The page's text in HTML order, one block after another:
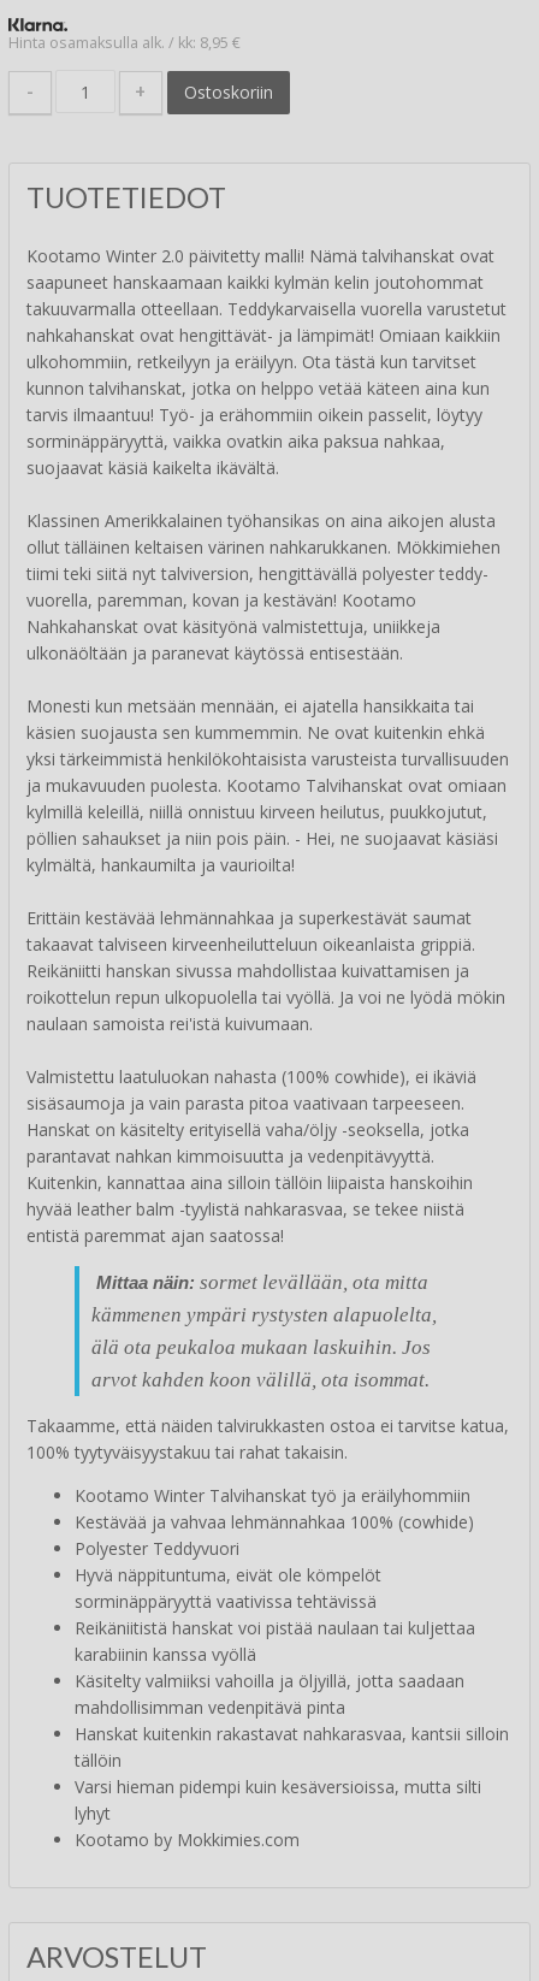
Hinta osamaksulla alk. / kk: 8,95 €
- + Ostoskoriin
TUOTETIEDOT
Kootamo Winter 2.0 päivitetty malli! Nämä talvihanskat ovat
saapuneet hanskaamaan kaikki kylmän kelin joutohommat
takuuvarmalla otteellaan. Teddykarvaisella vuorella varustetut
nahkahanskat ovat hengittävät- ja lämpimät! Omiaan kaikkiin
ulkohommiin, retkeilyyn ja eräilyyn. Ota tästä kun tarvitset
kunnon talvihanskat, jotka on helppo vetää käteen aina kun
tarvis ilmaantuu! Työ- ja erähommiin oikein passelit, löytyy
sorminäppäryyttä, vaikka ovatkin aika paksua nahkaa,
suojaavat käsiä kaikelta ikävältä.
Klassinen Amerikkalainen työhansikas on aina aikojen alusta
ollut tälläinen keltaisen värinen nahkarukkanen. Mökkimiehen
tiimi teki siitä nyt talviversion, hengittävällä polyester teddy-
vuorella, paremman, kovan ja kestävän! Kootamo
Nahkahanskat ovat käsityönä valmistettuja, uniikkeja
ulkonäöltään ja paranevat käytössä entisestään.
Monesti kun metsään mennään, ei ajatella hansikkaita tai
käsien suojausta sen kummemmin. Ne ovat kuitenkin ehkä
yksi tärkeimmistä henkilökohtaisista varusteista turvallisuuden
ja mukavuuden puolesta. Kootamo Talvihanskat ovat omiaan
kylmillä keleillä, niillä onnistuu kirveen heilutus, puukkojutut,
pöllien sahaukset ja niin pois päin. - Hei, ne suojaavat käsiäsi
kylmältä, hankaumilta ja vaurioilta!
Erittäin kestävää lehmännahkaa ja superkestävät saumat
takaavat talviseen kirveenheilutteluun oikeanlaista grippiä.
Reikäniitti hanskan sivussa mahdollistaa kuivattamisen ja
roikottelun repun ulkopuolella tai vyöllä. Ja voi ne lyödä mökin
naulaan samoista rei'istä kuivumaan.
Valmistettu laatuluokan nahasta (100% cowhide), ei ikäviä
sisäsaumoja ja vain parasta pitoa vaativaan tarpeeseen.
Hanskat on käsitelty erityisellä vaha/öljy -seoksella, jotka
parantavat nahkan kimmoisuutta ja vedenpitävyyttä.
Kuitenkin, kannattaa aina silloin tällöin liipaista hanskoihin
hyvää leather balm -tyylistä nahkarasvaa, se tekee niistä
entistä paremmat ajan saatossa!
Mittaa näin: sormet levällään, ota mitta
kämmenen ympäri rystysten alapuolelta,
älä ota peukaloa mukaan laskuihin. Jos
arvot kahden koon välillä, ota isommat.
Takaamme, että näiden talvirukkasten ostoa ei tarvitse katua,
100% tyytyväisyystakuu tai rahat takaisin.
Kootamo Winter Talvihanskat työ ja eräilyhommiin
Kestävää ja vahvaa lehmännahkaa 100% (cowhide)
Polyester Teddyvuori
Hyvä näppituntuma, eivät ole kömpelöt
sorminäppäryyttä vaativissa tehtävissä
Reikäniitistä hanskat voi pistää naulaan tai kuljettaa
karabiinin kanssa vyöllä
Käsitelty valmiiksi vahoilla ja öljyillä, jotta saadaan
mahdollisimman vedenpitävä pinta
Hanskat kuitenkin rakastavat nahkarasvaa, kantsii silloin
tällöin
Varsi hieman pidempi kuin kesäversioissa, mutta silti
lyhyt
Kootamo by Mokkimies.com
ARVOSTELUT